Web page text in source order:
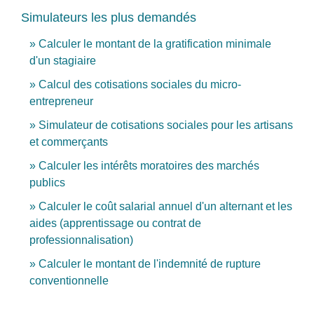
Simulateurs les plus demandés
Calculer le montant de la gratification minimale
d'un stagiaire
Calcul des cotisations sociales du micro-
entrepreneur
Simulateur de cotisations sociales pour les artisans
et commerçants
Calculer les intérêts moratoires des marchés
publics
Calculer le coût salarial annuel d'un alternant et les
aides (apprentissage ou contrat de
professionnalisation)
Calculer le montant de l'indemnité de rupture
conventionnelle